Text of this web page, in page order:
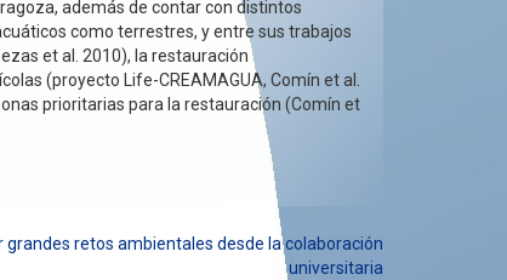
además de contar con distintos
como terrestres, y entre sus trabajos
et al. 2010), la restauración
(proyecto Life-CREAMAGUA, Comín et al.
prioritarias para la restauración (Comín et
grandes retos ambientales desde la colaboración
universitaria